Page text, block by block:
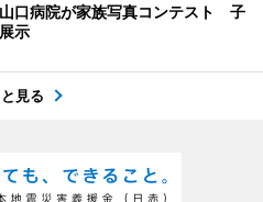
口病院が家族写真コンテスト 子
示
見る